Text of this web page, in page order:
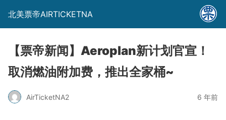
北美票帝AIRTICKETNA
【票帝新闻】Aeroplan新计划官宣！
取消燃油附加费，推出全家桶~
AirTicketNA2 6 年前